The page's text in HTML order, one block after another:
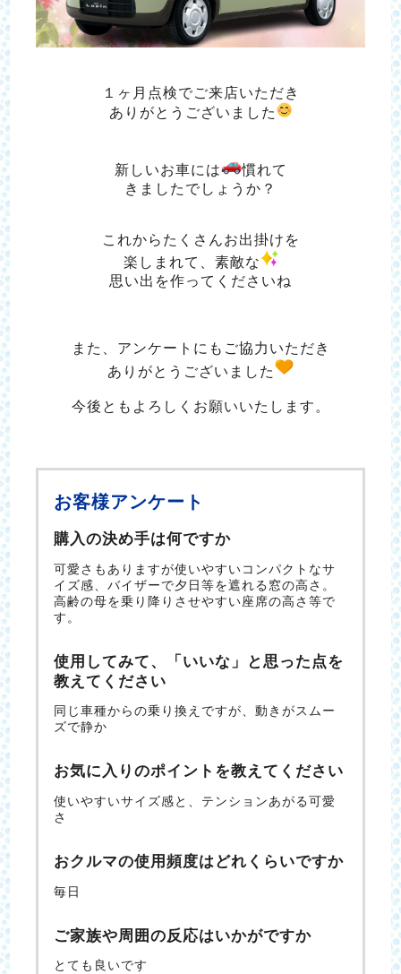
１ヶ月点検でご来店いただき
ありがとうございました
新しいお車には
慣れて
きましたでしょうか？
これからたくさんお出掛けを
楽しまれて、素敵な
思い出を作ってくださいね
また、アンケートにもご協力いただき
ありがとうございました
今後ともよろしくお願いいたします。
お客様アンケート
購入の決め手は何ですか
可愛さもありますが使いやすいコンパクトなサ
イズ感、バイザーで夕日等を遮れる窓の高さ。
高齢の母を乗り降りさせやすい座席の高さ等で
す。
使用してみて、「いいな」と思った点を
教えてください
同じ車種からの乗り換えですが、動きがスムー
ズで静か
お気に入りのポイントを教えてください
使いやすいサイズ感と、テンションあがる可愛
さ
おクルマの使用頻度はどれくらいですか
毎日
ご家族や周囲の反応はいかがですか
とても良いです